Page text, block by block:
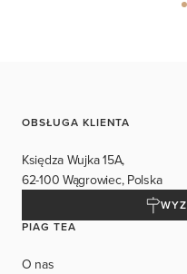
OBSŁUGA KLIENTA
Księdza Wujka 15A,
62-100 Wągrowiec, Polska
PIAG TEA
O nas